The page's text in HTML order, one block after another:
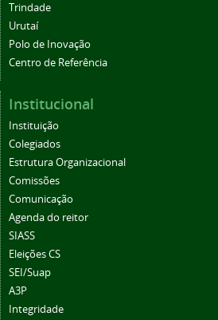
Trindade
Urutaí
Polo de Inovação
Centro de Referência
Institucional
Instituição
Colegiados
Estrutura Organizacional
Comissões
Comunicação
Agenda do reitor
SIASS
Eleições CS
SEI/Suap
A3P
Integridade